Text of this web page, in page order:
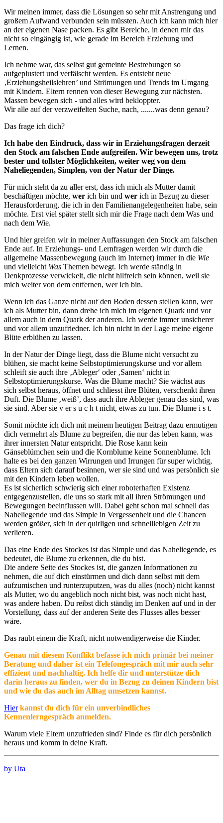
Wir meinen immer, dass die Lösungen so sehr mit Anstrengung und
großem Aufwand verbunden sein müssten. Auch ich kann mich hier
an der eigenen Nase packen. Es gibt Bereiche, in denen mir das
nicht so eingängig ist, wie gerade im Bereich Erziehung und
Lernen.
Ich nehme war, das selbst gut gemeinte Bestrebungen so
aufgeplustert und verfälscht werden. Es entsteht neue
‚Erziehungsheilslehren’ und Strömungen und Trends im Umgang
mit Kindern. Eltern rennen von dieser Bewegung zur nächsten.
Massen bewegen sich - und alles wird bekloppter.
Wir alle auf der verzweifelten Suche, nach, .......was denn genau?
Das frage ich dich?
Ich habe den Eindruck, dass wir in Erziehungsfragen derzeit
den Stock am falschen Ende aufgreifen. Wir bewegen uns, trotz
bester und tollster Möglichkeiten, weiter weg von dem
Naheliegenden, Simplen, von der Natur der Dinge.
Für mich steht da zu aller erst, dass ich mich als Mutter damit
beschäftigen möchte, wer ich bin und wer ich in Bezug zu dieser
Herausforderung, die ich in den Familienangelegenheiten habe, sein
möchte. Erst viel später stellt sich mir die Frage nach dem Was und
nach dem Wie.
Und hier greifen wir in meiner Auffassungen den Stock am falschen
Ende auf. In Erziehungs- und Lernfragen werden wir durch die
allgemeine Massenbewegung (auch im Internet) immer in die Wie
und vielleicht Was Themen bewegt. Ich werde ständig in
Denkprozesse verwickelt, die nicht hilfreich sein können, weil sie
mich weiter von dem entfernen, wer ich bin.
Wenn ich das Ganze nicht auf den Boden dessen stellen kann, wer
ich als Mutter bin, dann drehe ich mich im eigenen Quark und vor
allem auch in dem Quark der anderen. Ich werde immer unsicherer
und vor allem unzufriedner. Ich bin nicht in der Lage meine eigene
Blüte erblühen zu lassen.
In der Natur der Dinge liegt, dass die Blume nicht versucht zu
blühen, sie macht keine Selbstoptimierungskurse und vor allem
schleift sie auch ihre ‚Ableger‘ oder ‚Samen‘ nicht in
Selbstoptimierungskurse. Was die Blume macht? Sie wächst aus
sich selbst heraus, öffnet und schliesst ihre Blüten, verschenkt ihren
Duft. Die Blume ‚weiß’, dass auch ihre Ableger genau das sind, was
sie sind. Aber sie v er s u c h t nicht, etwas zu tun. Die Blume i s t.
Somit möchte ich dich mit meinem heutigen Beitrag dazu ermutigen
dich vermehrt als Blume zu begreifen, die nur das leben kann, was
ihrer innersten Natur entspricht. Die Rose kann kein
Gänseblümchen sein und die Kornblume keine Sonnenblume. Ich
halte es bei den ganzen Wirrungen und Irrungen für super wichtig,
dass Eltern sich darauf besinnen, wer sie sind und was persönlich sie
mit den Kindern leben wollen.
Es ist sicherlich schwierig sich einer roboterhaften Existenz
entgegenzustellen, die uns so stark mit all ihren Strömungen und
Bewegungen beeinflussen will. Dabei geht schon mal schnell das
Naheliegende und das Simple in Vergessenheit und die Chancen
werden größer, sich in der quirligen und schnelllebigen Zeit zu
verlieren.
Das eine Ende des Stockes ist das Simple und das Naheliegende, es
bedeutet, die Blume zu erkennen, die du bist.
Die andere Seite des Stockes ist, die ganzen Informationen zu
nehmen, die auf dich einstürmen und dich dann selbst mit dem
aufzumischen und runterzuputzen, was du alles (noch) nicht kannst
als Mutter, wo du angeblich noch nicht bist, was noch nicht hast,
was andere haben. Du reibst dich ständig im Denken auf und in der
Vorstellung, dass auf der anderen Seite des Flusses alles besser
wäre.
Das raubt einem die Kraft, nicht notwendigerweise die Kinder.
Genau mit diesem Konflikt befasse ich mich primär bei meiner
Beratung und daher ist ein Telefongespräch mit mir auch sehr
effizient und nachhaltig. Ich helfe dir und unterstütze dich
darin heraus zu finden, wer du in Bezug zu deinen Kindern bist
und wie du das auch im Alltag umsetzen kannst.
Hier kannst du dich für ein unverbindliches
Kennenlerngespräch anmelden.
Warum viele Eltern unzufrieden sind? Finde es für dich persönlich
heraus und komm in deine Kraft.
by Uta